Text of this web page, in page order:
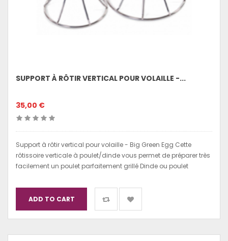
SUPPORT À RÔTIR VERTICAL POUR VOLAILLE -...
35,00 €
Support à rôtir vertical pour volaille - Big Green Egg Cette
rôtissoire verticale à poulet/dinde vous permet de préparer très
facilement un poulet parfaitement grillé Dinde ou poulet
ADD TO CART